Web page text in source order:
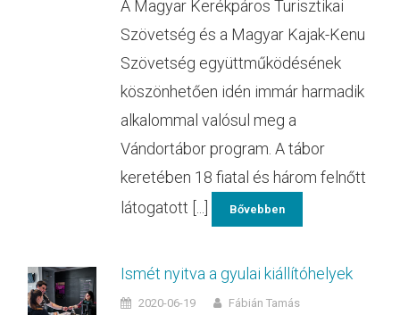
A Magyar Kerékpáros Turisztikai
Szövetség és a Magyar Kajak-Kenu
Szövetség együttműködésének
köszönhetően idén immár harmadik
alkalommal valósul meg a
Vándortábor program. A tábor
keretében 18 fiatal és három felnőtt
látogatott [...]
Bővebben
Ismét nyitva a gyulai kiállítóhelyek
2020-06-19
Fábián Tamás